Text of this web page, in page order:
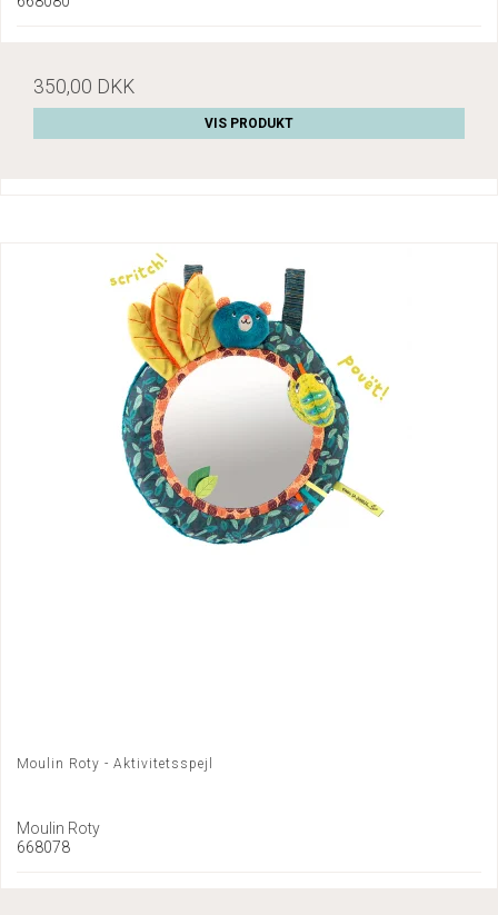
350,00 DKK
VIS PRODUKT
Moulin Roty - Aktivitetsspejl
Moulin Roty
668078